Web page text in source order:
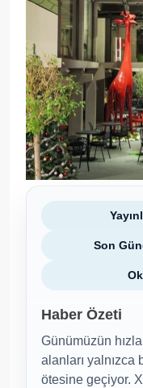
Son
Haber Özeti
Günümüzün
alanları yalnızca
ötesine geçiyor.